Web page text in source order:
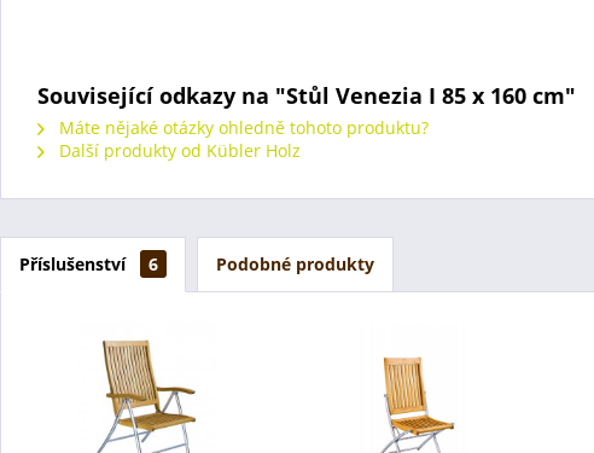
Související odkazy na "Stůl Venezia I 85 x 160 cm"
Máte nějaké otázky ohledně tohoto produktu?
Další produkty od Kübler Holz
Příslušenství 6 Podobné produkty